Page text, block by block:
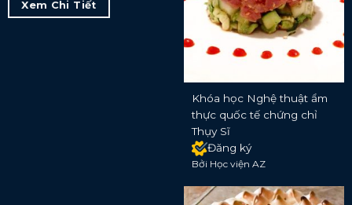
Xem Chi Tiết
Khóa học Nghệ thuật ẩm
thực quốc tế chứng chỉ
Thụy Sĩ
Đăng ký
Bởi Học viện AZ